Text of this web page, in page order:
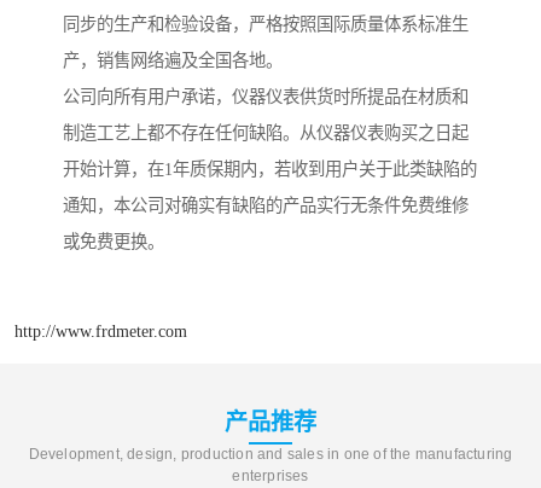
同步的生产和检验设备，严格按照国际质量体系标准生
产，销售网络遍及全国各地。
公司向所有用户承诺，仪器仪表供货时所提品在材质和
制造工艺上都不存在任何缺陷。从仪器仪表购买之日起
开始计算，在1年质保期内，若收到用户关于此类缺陷的
通知，本公司对确实有缺陷的产品实行无条件免费维修
或免费更换。
http://www.frdmeter.com
产品推荐
Development, design, production and sales in one of the manufacturing
enterprises